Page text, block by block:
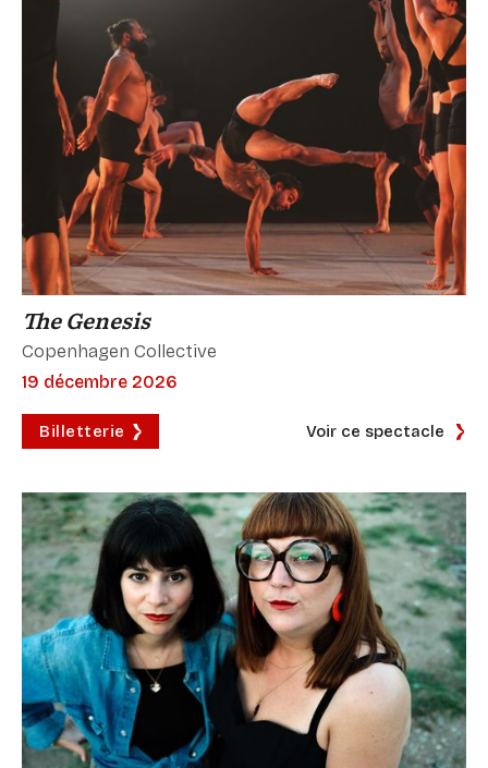
The Genesis
Copenhagen Collective
19 décembre 2026
Billetterie Voir ce spectacle